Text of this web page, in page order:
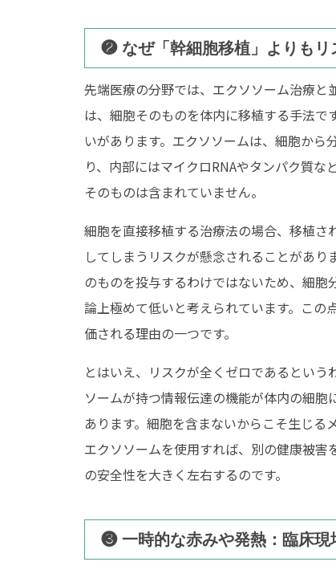
❷ なぜ「幹細胞移植」よりもリ
先端医療の分野では、エクソソーム治療と
は、細胞そのものを体内に移植する手法
いがあります。エクソソームは、細胞か
り、内部にはマイクロRNAやタンパク質
そのものは含まれていません。
細胞を直接移植する治療法の場合、移植さ
してしまうリスクが懸念されることがあ
のものを投与するわけではないため、細
論上極めて低いと考えられています。こ
価される理由の一つです。
とはいえ、リスクが全くゼロであるとい
ソームが持つ情報伝達の機能が体内の細
あります。細胞を含まないからこそ生じ
エクソソームを使用すれば、別の健康被
の安全性を大きく左右するのです。
❸ 一時的な赤みや発熱：臨床現